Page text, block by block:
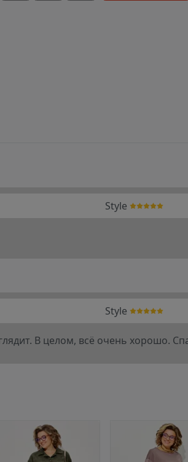
Style
Style
В целом, всё очень хорошо.